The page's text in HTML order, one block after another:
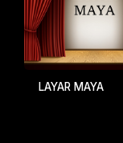
LAYAR MAYA